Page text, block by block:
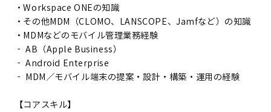
・Workspace ONEの知識
・その他MDM（CLOMO、LANSCOPE、Jamfなど）の知識
・MDMなどのモバイル管理業務経験
‐ AB（Apple Business）
‐ Android Enterprise
‐ MDM／モバイル端末の提案・設計・構築・運用の経験
【コアスキル】